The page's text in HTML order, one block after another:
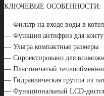
КЛЮЧЕВЫЕ ОСОБЕННОСТИ:
— Фильтр на входе воды в котел
— Функция антифриз для
— Ультра компактные размеры
— Спроектировано для
— Пластинчатый
— Гидравлическая группа из
— Функциональный LCD-